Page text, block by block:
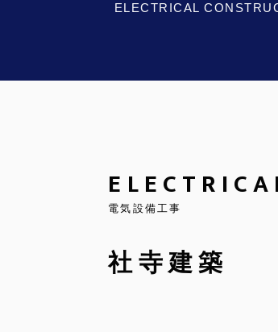
ELECTRICAL
電気設備工事
社寺建築